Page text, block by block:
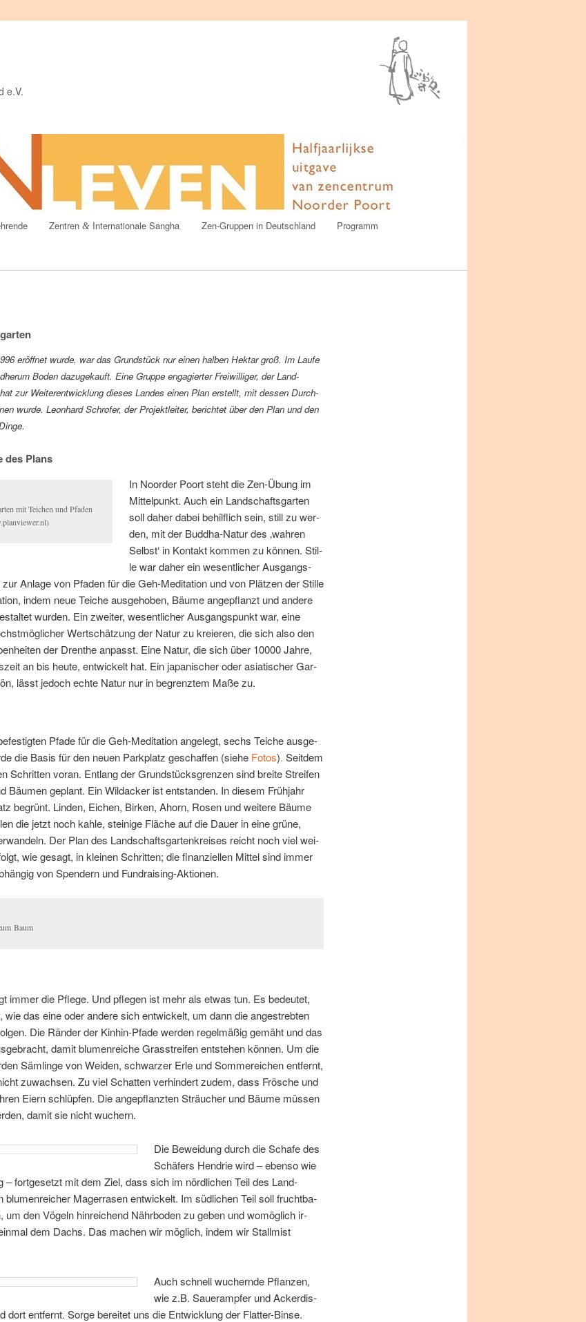
e.V.
Zentren& Internationale Sangha Zen-Gruppen in Deutschland Programm
er­öff­net wur­de, war das Grund­stück nur ei­nen hal­ben Hekt­ar groß. Im Lau­fe
Bo­den da­zu­ge­kauft. Ei­ne Grup­pe en­ga­gier­ter Frei­wil­li­ger, der Land­
zur Wei­ter­ent­wick­lung die­ses Lan­des ei­nen Plan er­stellt, mit des­sen Durch­
wur­de. Le­on­hard Schr­ofer, der Pro­jekt­lei­ter, be­rich­tet über den Plan und den
des Plans
mit Tei­chen und Pfa­den
In Noor­der Po­ort steht die Zen-Übung im
Mit­tel­punkt. Auch ein Land­schafts­gar­ten
soll da­her da­bei be­hilf­lich sein, still zu wer­
den, mit der Bud­dha-Na­tur des ‚wah­ren
Selbst‘ in Kon­takt kom­men zu kön­nen. Stil­
le war da­her ein we­sent­li­cher Aus­gangs­
An­la­ge von Pfa­den für die Geh-Me­di­ta­ti­on und von Plät­zen der Stil­le
in­dem neue Tei­che aus­ge­ho­ben, Bäu­me an­ge­pflanzt und an­de­re
wur­den. Ein zwei­ter, we­sent­li­cher Aus­gangs­punkt war, ei­ne
Wert­schät­zung der Na­tur zu kre­ieren, die sich al­so den
der Dren­the an­passt. Ei­ne Na­tur, die sich über 10000 Jah­re,
an bis heu­te, ent­wi­ckelt hat. Ein ja­pa­ni­scher oder asia­ti­scher Gar­
lässt je­doch ech­te Na­tur nur in be­grenz­tem Ma­ße zu.
Pfa­de für die Geh-Me­di­ta­ti­on an­ge­legt, sechs Tei­che aus­ge­
die Ba­sis für den neu­en Park­platz ge­schaf­fen (sie­he Fo­tos). Seit­dem
Schrit­ten vor­an. Ent­lang der Grund­stücks­gren­zen sind brei­te Strei­fen
Bäu­men ge­plant. Ein Wild­acker ist ent­stan­den. In die­sem Früh­jahr
be­grünt. Lin­den, Ei­chen, Bir­ken, Ahorn, Ro­sen und wei­te­re Bäu­me
die jetzt noch kah­le, stei­ni­ge Flä­che auf die Dau­er in ei­ne grü­ne,
Der Plan des Land­schafts­gar­ten­krei­ses reicht noch viel wei­
wie ge­sagt, in klei­nen Schrit­ten; die fi­nan­zi­el­len Mit­tel sind im­mer
von Spen­dern und Fundraising-Aktionen.
Baum
im­mer die Pfle­ge. Und pfle­gen ist mehr als et­was tun. Es be­deu­tet,
wie das ei­ne oder an­de­re sich ent­wi­ckelt, um dann die an­ge­streb­ten
Die Rän­der der Kin­hin-Pfa­de wer­den re­gel­mä­ßig ge­mäht und das
da­mit blu­men­rei­che Gras­strei­fen ent­ste­hen kön­nen. Um die
Säm­lin­ge von Wei­den, schwar­zer Er­le und Som­me­rei­chen ent­fernt,
zu­wach­sen. Zu viel Schat­ten ver­hin­dert zu­dem, dass Frö­sche und
Ei­ern schlüp­fen. Die an­ge­pflanz­ten Sträu­cher und Bäu­me müs­sen
da­mit sie nicht wuchern.
Die Be­wei­dung durch die Scha­fe des
Schä­fers Hen­drie wird – eben­so wie
– fort­ge­setzt mit dem Ziel, dass sich im nörd­li­chen Teil des Land­
blu­men­rei­cher Ma­ger­ra­sen ent­wi­ckelt. Im süd­li­chen Teil soll frucht­ba­
um den Vö­geln hin­rei­chend Nähr­bo­den zu ge­ben und wo­mög­lich ir­
dem Dachs. Das ma­chen wir mög­lich, in­dem wir Stall­mist
Auch schnell wu­chern­de Pflan­zen,
wie z.B. Sau­er­amp­fer und Acker­dis­
dort ent­fernt. Sor­ge be­rei­tet uns die Ent­wick­lung der Flat­ter-Bin­se.